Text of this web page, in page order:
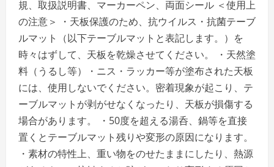
ご
覧
く
だ
さ
い
規、取扱説明書、マーカーペン、両面シール ＜使用上
の注意＞ ・天板保護のため、抗ウイルス・抗菌テーブ
ルマット（以下テーブルマットと表記します。）を
時々はずして、天板を乾燥させてください。 ・天然塗
料（うるし等）・ニス・ラッカー等が塗布された天板
には、使用しないでください。密着現象が起こり、テ
ーブルマットが剥がせなくなったり、天板が損傷する
場合があります。 ・50度を超える湯呑、鍋等を直接
置くとテーブルマット残りや変形の原因になります。
・素材の特性上、重い物をのせたままにしたり、熱源